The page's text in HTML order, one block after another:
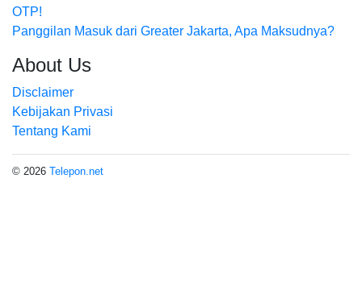
OTP!
Panggilan Masuk dari Greater Jakarta, Apa Maksudnya?
About Us
Disclaimer
Kebijakan Privasi
Tentang Kami
© 2026 Telepon.net